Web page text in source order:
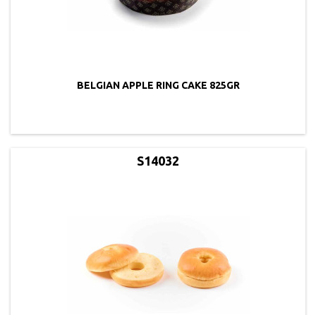
BELGIAN APPLE RING CAKE 825GR
S14032